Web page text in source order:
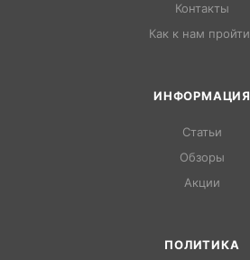
Контакты
Как к нам
ИНФОРМАЦИЯ
Статьи
Обзоры
Акции
ПОЛИТИКА